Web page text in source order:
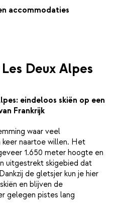
accommodaties
Deux Alpes
eindeloos skiën op een
Frankrijk
waar veel
naartoe willen. Het
1.650 meter hoogte en
uitgestrekt skigebied dat
de gletsjer kun je hier
en blijven de
gelegen pistes lang